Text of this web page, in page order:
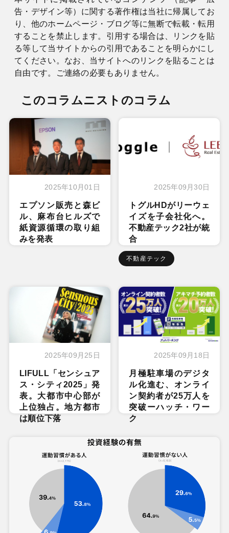
告・デザイン等）に関する著作権は当社に帰属してお
り、他のホームページ・ブログ等に無断で転載・転用
することを禁止します。引用する場合は、リンクを貼
る等して当サイトからの引用であることを明らかにし
てください。なお、当サイトへのリンクを貼ることは
自由です。ご連絡の必要もありません。
このコラムニストのコラム
2025年10月01日
エプソン販売と森ビ
ル、麻布台ヒルズで
紙資源循環の取り組
みを発表
2025年09月30日
トグルHDがリーウェ
イズを子会社化へ。
不動産テック2社が統
合
不動産テック
2025年09月25日
LIFULL「センシュア
ス・シティ2025」発
表。大都市中心部が
上位独占。地方都市
は順位下落
2025年09月18日
月極駐車場のデジタ
ル化進む、オンライ
ン契約者が25万人を
突破ーハッチ・ワー
ク